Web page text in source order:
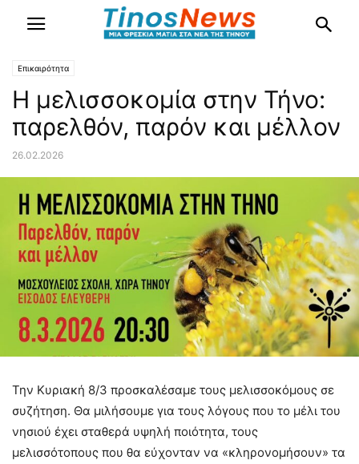
Επικαιρότητα
Η μελισσοκομία στην Τήνο:
παρελθόν, παρόν και μέλλον
26.02.2026
Την Κυριακή 8/3 προσκαλέσαμε τους μελισσοκόμους σε
συζήτηση. Θα μιλήσουμε για τους λόγους που το μέλι του
νησιού έχει σταθερά υψηλή ποιότητα, τους
μελισσότοπους που θα εύχονταν να «κληρονομήσουν» τα